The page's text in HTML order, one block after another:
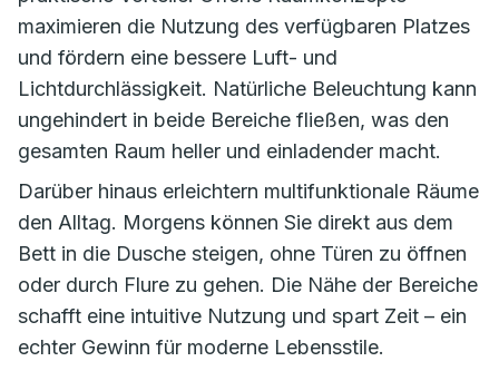
maximieren die Nutzung des verfügbaren Platzes
und fördern eine bessere Luft- und
Lichtdurchlässigkeit. Natürliche Beleuchtung kann
ungehindert in beide Bereiche fließen, was den
gesamten Raum heller und einladender macht.
Darüber hinaus erleichtern multifunktionale Räume
den Alltag. Morgens können Sie direkt aus dem
Bett in die Dusche steigen, ohne Türen zu öffnen
oder durch Flure zu gehen. Die Nähe der Bereiche
schafft eine intuitive Nutzung und spart Zeit – ein
echter Gewinn für moderne Lebensstile.